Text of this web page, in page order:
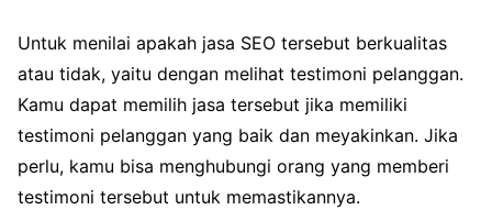
Untuk menilai apakah jasa SEO tersebut berkualitas
atau tidak, yaitu dengan melihat testimoni pelanggan.
Kamu dapat memilih jasa tersebut jika memiliki
testimoni pelanggan yang baik dan meyakinkan. Jika
perlu, kamu bisa menghubungi orang yang memberi
testimoni tersebut untuk memastikannya.